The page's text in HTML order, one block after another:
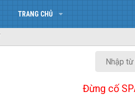
TRANG CHỦ
Đừng cố